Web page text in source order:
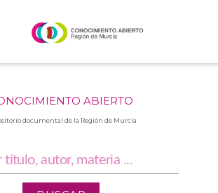
ABIERTO
documental de la Región de Murcia